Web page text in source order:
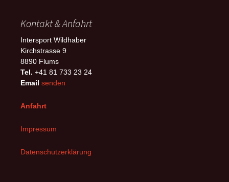
Kontakt & Anfahrt
Intersport Wildhaber
Kirchstrasse 9
8890 Flums
Tel. +41 81 733 23 24
Email senden
Anfahrt
Impressum
Datenschutzerklärung